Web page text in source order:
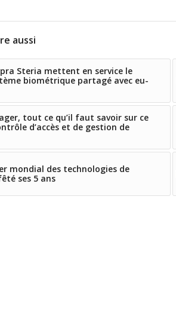
aussi
Steria mettent en service le
biométrique partagé avec eu-
tout ce qu’il faut savoir sur ce
d’accès et de gestion de
mondial des technologies de
ses 5 ans